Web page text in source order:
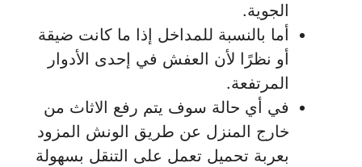
الجوية.
أما بالنسبة للمداخل إذا ما كانت ضيقة
أو نظرًا لأن العفش في إحدى الأدوار
المرتفعة.
في أي حالة سوف يتم رفع الاثاث من
خارج المنزل عن طريق الونش المزود
بعربة تحميل تعمل على التنقل بسهولة